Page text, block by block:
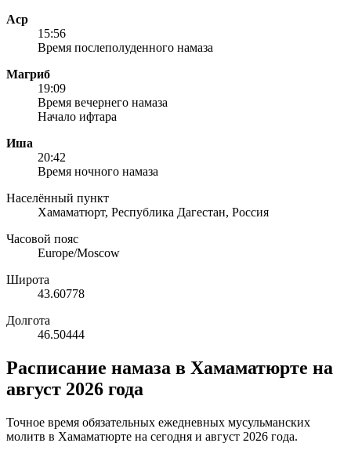
Аср
15:56
Время послеполуденного намаза
Магриб
19:09
Время вечернего намаза
Начало ифтара
Иша
20:42
Время ночного намаза
Населённый пункт
Хамаматюрт, Республика Дагестан, Россия
Часовой пояс
Europe/Moscow
Широта
43.60778
Долгота
46.50444
Расписание намаза в Хамаматюрте на
август 2026 года
Точное время обязательных ежедневных мусульманских
молитв в Хамаматюрте на сегодня и август 2026 года.